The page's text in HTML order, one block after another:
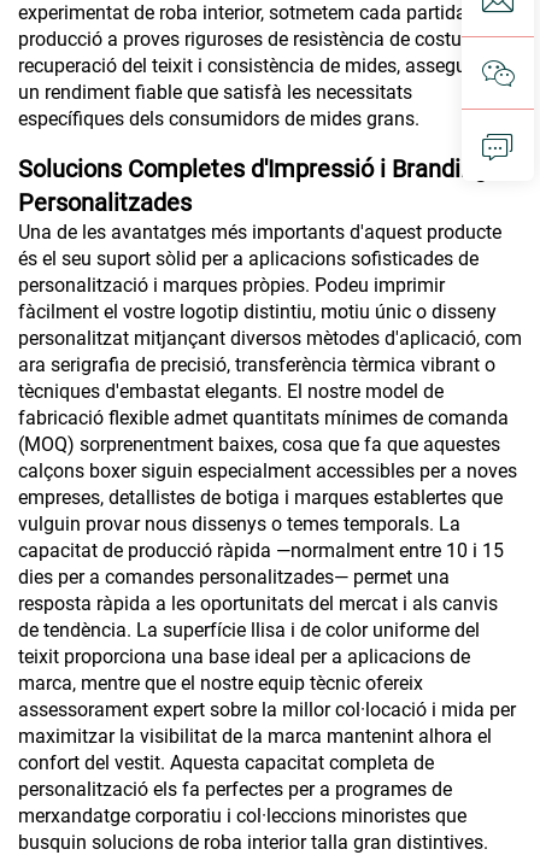
experimentat de roba interior, sotmetem cada partida de
producció a proves riguroses de resistència de costures,
recuperació del teixit i consistència de mides, assegurant
un rendiment fiable que satisfà les necessitats
específiques dels consumidors de mides grans.
Solucions Completes d'Impressió i Branding
Personalitzades
Una de les avantatges més importants d'aquest producte
és el seu suport sòlid per a aplicacions sofisticades de
personalització i marques pròpies. Podeu imprimir
fàcilment el vostre logotip distintiu, motiu únic o disseny
personalitzat mitjançant diversos mètodes d'aplicació, com
ara serigrafia de precisió, transferència tèrmica vibrant o
tècniques d'embastat elegants. El nostre model de
fabricació flexible admet quantitats mínimes de comanda
(MOQ) sorprenentment baixes, cosa que fa que aquestes
calçons boxer siguin especialment accessibles per a noves
empreses, detallistes de botiga i marques establertes que
vulguin provar nous dissenys o temes temporals. La
capacitat de producció ràpida —normalment entre 10 i 15
dies per a comandes personalitzades— permet una
resposta ràpida a les oportunitats del mercat i als canvis
de tendència. La superfície llisa i de color uniforme del
teixit proporciona una base ideal per a aplicacions de
marca, mentre que el nostre equip tècnic ofereix
assessorament expert sobre la millor col·locació i mida per
maximitzar la visibilitat de la marca mantenint alhora el
confort del vestit. Aquesta capacitat completa de
personalització els fa perfectes per a programes de
merxandatge corporatiu i col·leccions minoristes que
busquin solucions de roba interior talla gran distintives.